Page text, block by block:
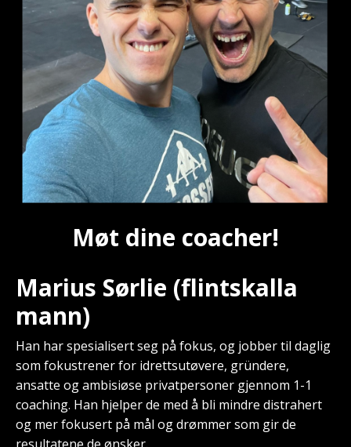
Møt dine coacher!
Marius Sørlie (flintskalla
mann)
Han har spesialisert seg på fokus, og jobber til daglig
som fokustrener for idrettsutøvere, gründere,
ansatte og ambisiøse privatpersoner gjennom 1-1
coaching. Han hjelper de med å bli mindre distrahert
og mer fokusert på mål og drømmer som gir de